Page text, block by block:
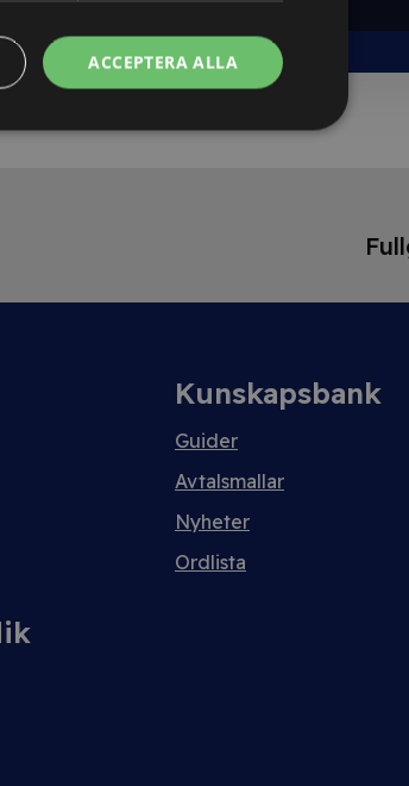
Kunskapsbank
Guider
Avtalsmallar
Nyheter
Ordlista
ACCEPTERA ALLA